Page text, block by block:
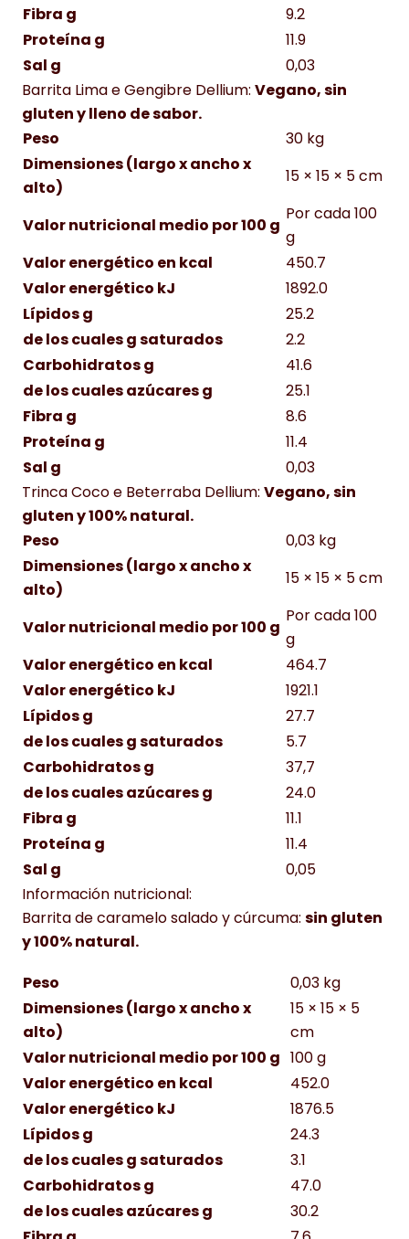
Fibra g
9.2
Proteína g
11.9
Sal g
0,03
Barrita Lima e Gengibre Dellium: Vegano, sin
gluten y lleno de sabor.
Peso
30 kg
Dimensiones (largo x ancho x
alto)
15 × 15 × 5 cm
Valor nutricional medio por 100 g
Por cada 100
g
Valor energético en kcal
450.7
Valor energético kJ
1892.0
Lípidos g
25.2
de los cuales g saturados
2.2
Carbohidratos g
41.6
de los cuales azúcares g
25.1
Fibra g
8.6
Proteína g
11.4
Sal g
0,03
Trinca Coco e Beterraba Dellium: Vegano, sin
gluten y 100% natural.
Peso
0,03 kg
Dimensiones (largo x ancho x
alto)
15 × 15 × 5 cm
Valor nutricional medio por 100 g
Por cada 100
g
Valor energético en kcal
464.7
Valor energético kJ
1921.1
Lípidos g
27.7
de los cuales g saturados
5.7
Carbohidratos g
37,7
de los cuales azúcares g
24.0
Fibra g
11.1
Proteína g
11.4
Sal g
0,05
Información nutricional:
Barrita de caramelo salado y cúrcuma: sin gluten
y 100% natural.
Peso
0,03 kg
Dimensiones (largo x ancho x
alto)
15 × 15 × 5
cm
Valor nutricional medio por 100 g 100 g
Valor energético en kcal
452.0
Valor energético kJ
1876.5
Lípidos g
24.3
de los cuales g saturados
3.1
Carbohidratos g
47.0
de los cuales azúcares g
30.2